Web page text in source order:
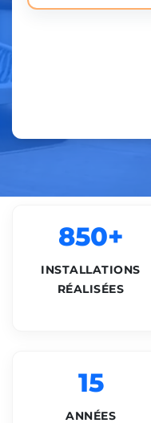
850+
INSTALLATIONS
RÉALISÉES
15
ANNÉES